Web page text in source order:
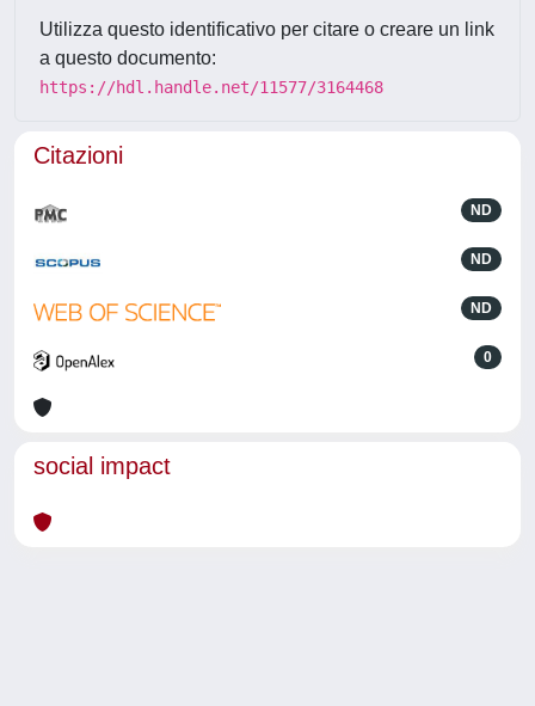
Utilizza questo identificativo per citare o creare un link
a questo documento:
https://hdl.handle.net/11577/3164468
Citazioni
ND
ND
ND
0
social impact